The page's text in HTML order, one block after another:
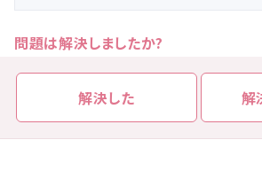
問題は解決しましたか?
解決した 解